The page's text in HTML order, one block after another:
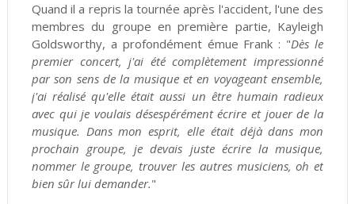
Quand il a repris la tournée après l'accident, l'une des
membres du groupe en première partie, Kayleigh
Goldsworthy, a profondément émue Frank : "Dès le
premier concert, j'ai été complètement impressionné
par son sens de la musique et en voyageant ensemble,
j'ai réalisé qu'elle était aussi un être humain radieux
avec qui je voulais désespérément écrire et jouer de la
musique. Dans mon esprit, elle était déjà dans mon
prochain groupe, je devais juste écrire la musique,
nommer le groupe, trouver les autres musiciens, oh et
bien sûr lui demander."